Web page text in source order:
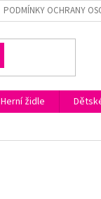
PODMÍNKY OCHRANY
Herní židle